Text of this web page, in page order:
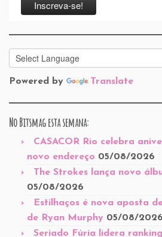
Powered by Translate
No Bitsmag esta semana:
CASACOR Rio celebra
novo endereço 05/08/2026
The Strokes lança novo
05/08/2026
Estilhaços é nova aposta
de Ryan Murphy 05/08/2026
Seriado Fúria lidera